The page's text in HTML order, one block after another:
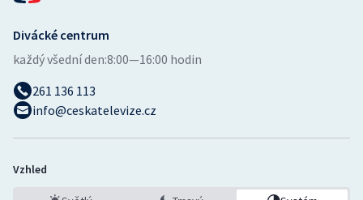
Divácké centrum
každý všední den:8:00—16:00 hodin
261 136 113
info@ceskatelevize.cz
Vzhled